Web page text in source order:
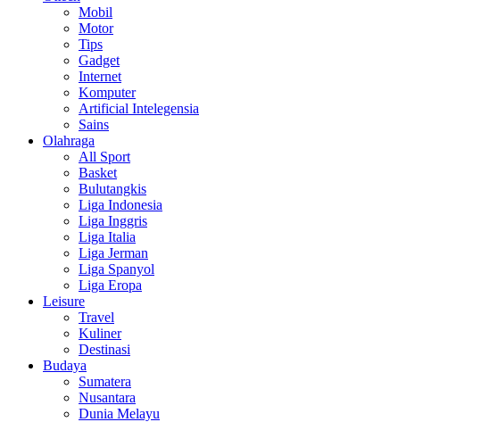
Mobil
Motor
Tips
Gadget
Internet
Komputer
Artificial Intelegensia
Sains
Olahraga
All Sport
Basket
Bulutangkis
Liga Indonesia
Liga Inggris
Liga Italia
Liga Jerman
Liga Spanyol
Liga Eropa
Leisure
Travel
Kuliner
Destinasi
Budaya
Sumatera
Nusantara
Dunia Melayu